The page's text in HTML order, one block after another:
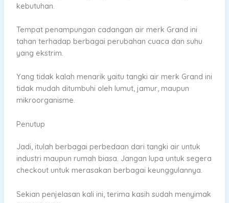
kebutuhan.
Tempat penampungan cadangan air merk Grand ini
tahan terhadap berbagai perubahan cuaca dan suhu
yang ekstrim.
Yang tidak kalah menarik yaitu tangki air merk Grand ini
tidak mudah ditumbuhi oleh lumut, jamur, maupun
mikroorganisme.
Penutup
Jadi, itulah berbagai perbedaan dari tangki air untuk
industri maupun rumah biasa. Jangan lupa untuk segera
checkout untuk merasakan berbagai keunggulannya.
Sekian penjelasan kali ini, terima kasih sudah menyimak